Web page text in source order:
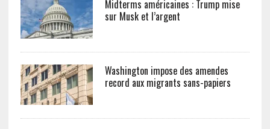
Midterms américaines : Trump mise
sur Musk et l’argent
Washington impose des amendes
record aux migrants sans-papiers